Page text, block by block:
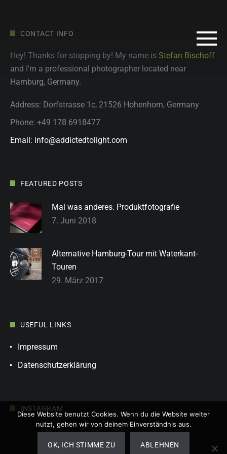
CONTACT INFO
Hey! Thanks for stopping by! My name is Stefan Bischoff
and I’m a professional photographer located near
Hamburg, Germany.
Address: Dorfstrasse 1c, 21526 Hohenhorn, Germany
Phone: +49 178 6918477
Email: info@addictedtolight.com
FEATURED POSTS
Mal was anderes. Produktfotografie
7. Juni 2018
Alternative Hamburg-Tour mit Waterkant-
Touren
29. März 2017
USEFUL LINKS
Impressum
Datenschutzerklärung
INSTAGRAM
Diese Website benutzt Cookies. Wenn du die Website weiter
nutzt, gehen wir von deinem Einverständnis aus.
OK, ICH STIMME ZU ABLEHNEN